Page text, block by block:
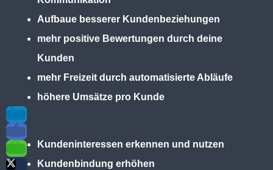
Aufbaue besserer Kundenbeziehungen
mehr positive Bewertungen durch deine
Kunden
mehr Freizeit durch automatisierte Abläufe
höhere Umsätze pro Kunde
Kundeninteressen erkennen und nutzen
Kundenbindung erhöhen